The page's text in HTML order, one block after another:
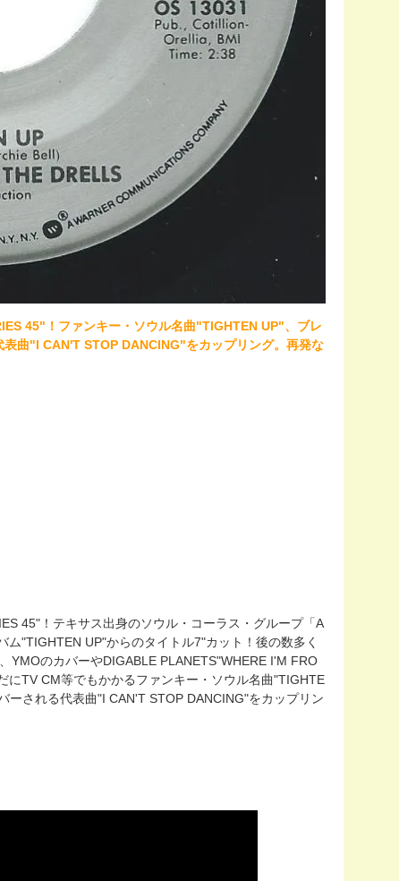
45"！ファンキー・ソウル名曲"TIGHTEN UP"、ブレ
曲"I CAN'T STOP DANCING"をカップリング。再発な
45"！テキサス出身のソウル・コーラス・グループ「A
"TIGHTEN UP"からのタイトル7"カット！後の数多く
YMOのカバーやDIGABLE PLANETS"WHERE I'M FRO
にTV CM等でもかかるファンキー・ソウル名曲"TIGHTE
ーされる代表曲"I CAN'T STOP DANCING"をカップリン